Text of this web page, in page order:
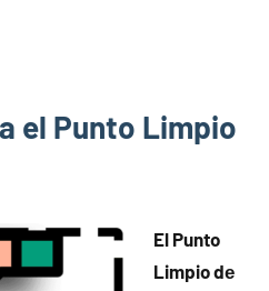
el Punto Limpio
El Punto
Limpio dе